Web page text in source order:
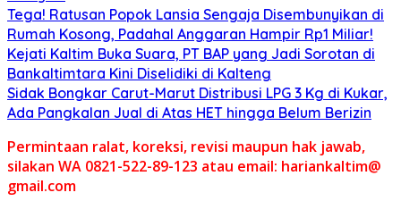
Tega! Ratusan Popok Lansia Sengaja Disembunyikan di
Rumah Kosong, Padahal Anggaran Hampir Rp1 Miliar!
Kejati Kaltim Buka Suara, PT BAP yang Jadi Sorotan di
Bankaltimtara Kini Diselidiki di Kalteng
Sidak Bongkar Carut-Marut Distribusi LPG 3 Kg di Kukar,
Ada Pangkalan Jual di Atas HET hingga Belum Berizin
Permintaan ralat, koreksi, revisi maupun hak jawab,
silakan WA 0821-522-89-123 atau email: hariankaltim@
gmail.com